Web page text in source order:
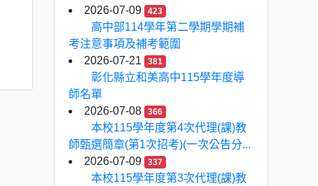
2026-07-09
423
高中部114學年第二學期學期補
考注意事項及補考範圍
2026-07-21
381
彰化縣立和美高中115學年度導
師名單
2026-07-08
366
本校115學年度第4次代理(課)教
師甄選簡章(第1次招考)(一次公告分...
2026-07-09
337
本校115學年度第3次代理(課)教